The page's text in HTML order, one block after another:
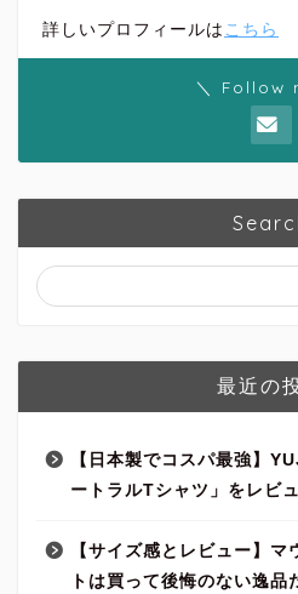
詳しいプロフィールは こちら
＼ Follow
最近の
【日本製でコスパ最強】
ートラルTシャツ」をレビ
【サイズ感とレビュー】
トは買って後悔のない逸品